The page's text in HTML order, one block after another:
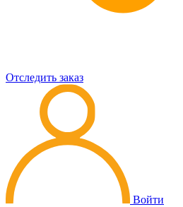
Отследить заказ
Войти